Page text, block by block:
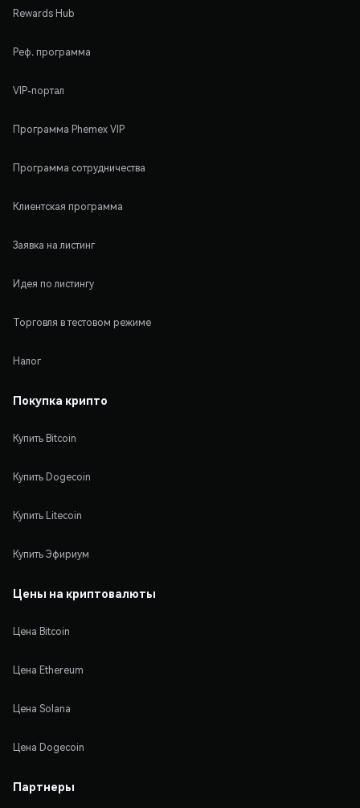
Rewards Hub
Реф. программа
VIP-портал
Программа Phemex VIP
Программа сотрудничества
Клиентская программа
Заявка на листинг
Идея по листингу
Торговля в тестовом режиме
Налог
Покупка крипто
Купить Bitcoin
Купить Dogecoin
Купить Litecoin
Купить Эфириум
Цены на криптовалюты
Цена Bitcoin
Цена Ethereum
Цена Solana
Цена Dogecoin
Партнеры